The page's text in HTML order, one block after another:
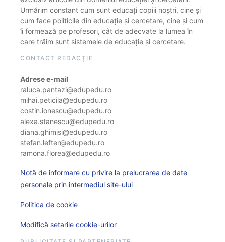
Urmărim constant cum sunt educați copiii noștri, cine și
cum face politicile din educație și cercetare, cine și cum
îi formează pe profesori, cât de adecvate la lumea în
care trăim sunt sistemele de educație și cercetare.
CONTACT REDACȚIE
Adrese e-mail
raluca.pantazi@edupedu.ro
mihai.peticila@edupedu.ro
costin.ionescu@edupedu.ro
alexa.stanescu@edupedu.ro
diana.ghimisi@edupedu.ro
stefan.lefter@edupedu.ro
ramona.florea@edupedu.ro
Notă de informare cu privire la prelucrarea de date
personale prin intermediul site-ului
Politica de cookie
Modifică setarile cookie-urilor